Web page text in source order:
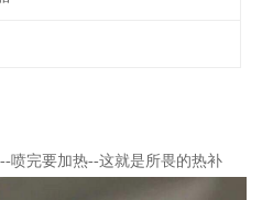
喷完要加热--这就是所畏的热补